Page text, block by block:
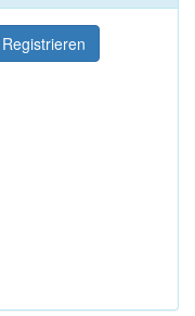
Registrieren